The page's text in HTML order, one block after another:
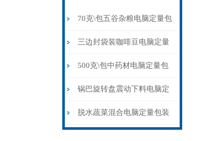
70克\包五谷杂粮电脑定量包
装机背封价格
三边封袋装咖啡豆电脑定量
包装机150克\包
500克\包中药材电脑定量包
装机厂家现货
锅巴旋转盘震动下料电脑定
量包装机200-400克
脱水蔬菜混合电脑定量包装